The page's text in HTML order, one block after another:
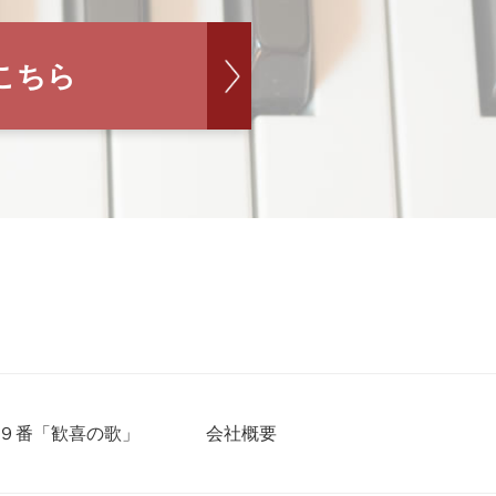
ちら
番「歓喜の歌」 会社概要